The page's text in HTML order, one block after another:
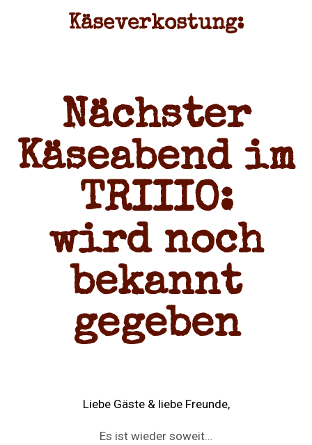
Käseverkostung:
Nächster
Käseabend im
TRIIIO:
wird noch
bekannt
gegeben
Liebe Gäste & liebe Freunde,
Es ist wieder soweit…